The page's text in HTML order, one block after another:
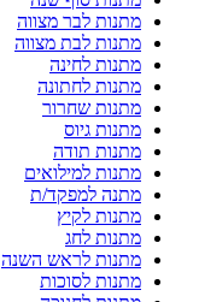
מתנות לבר מצווה
מתנות לבת מצווה
מתנות לחינה
מתנות לחתונה
מתנות שחרור
מתנות גיוס
מתנות תודה
מתנות למילואים
מתנה למפקד/ת
מתנות לקיץ
מתנות לחג
מתנות לראש השנה
מתנות לסוכות